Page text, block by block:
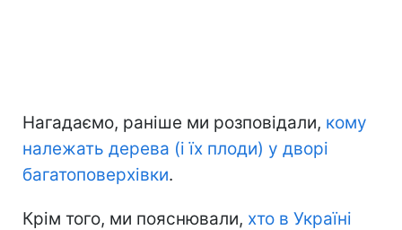
Нагадаємо, раніше ми розповідали, кому
належать дерева (і їх плоди) у дворі
багатоповерхівки.
Крім того, ми пояснювали, хто в Україні